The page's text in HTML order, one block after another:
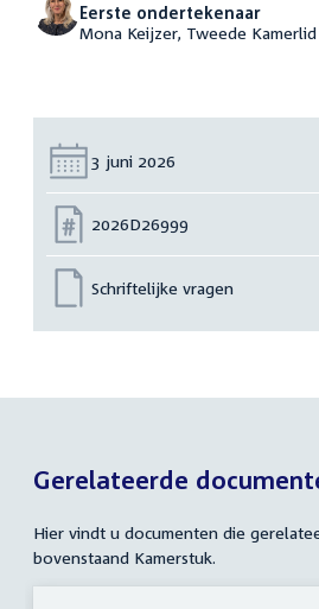
Eerste ondertekenaar
Mona Keijzer, Tweede Kamerlid
Datum:
3 juni 2026
Nummer:
2026D26999
Schriftelijke vragen
Gerelateerde
Hier vindt u documenten die
bovenstaand Kamerstuk.